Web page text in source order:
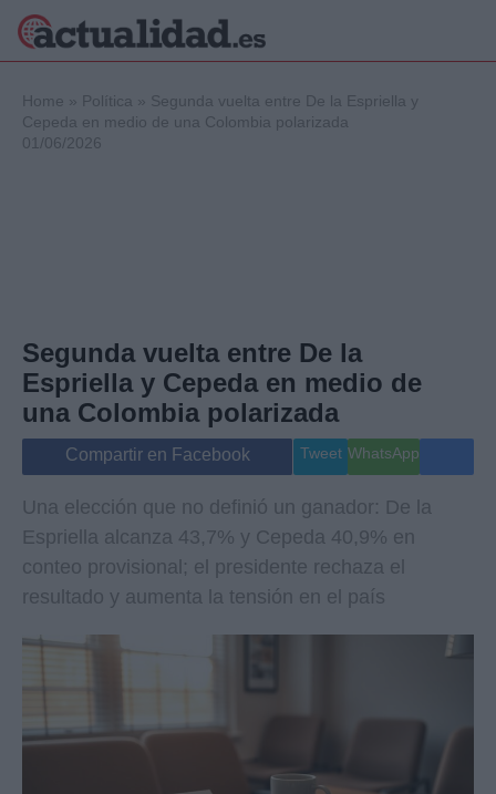
Internacional
Viajes
Gente
Musica
Home » Política » Segunda vuelta entre De la Espriella y
Cepeda en medio de una Colombia polarizada
01/06/2026
Segunda vuelta entre De la
Espriella y Cepeda en medio de
una Colombia polarizada
Compartir en Facebook Tweet WhatsApp
Una elección que no definió un ganador: De la
Espriella alcanza 43,7% y Cepeda 40,9% en
conteo provisional; el presidente rechaza el
resultado y aumenta la tensión en el país